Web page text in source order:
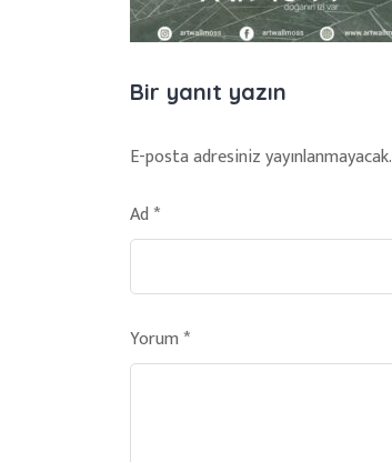
Bir yanıt yazın
E-posta adresiniz yayınlanmayacak.
Ad*
Yorum*